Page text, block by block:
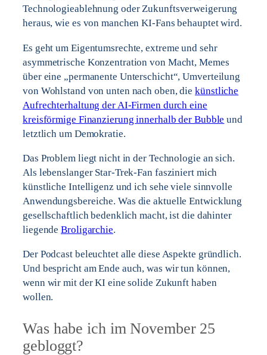
Technologieablehnung oder Zukunftsverweigerung
heraus, wie es von manchen KI-Fans behauptet wird.
Es geht um Eigentumsrechte, extreme und sehr
asymmetrische Konzentration von Macht, Memes
über eine „permanente Unterschicht“, Umverteilung
von Wohlstand von unten nach oben, diekünstliche
Aufrechterhaltung der AI-Firmen durch eine
kreisförmige Finanzierung innerhalb der Bubble und
letztlich um Demokratie.
Das Problem liegt nicht in der Technologie an sich.
Als lebenslanger Star-Trek-Fan fasziniert mich
künstliche Intelligenz und ich sehe viele sinnvolle
Anwendungsbereiche. Was die aktuelle Entwicklung
gesellschaftlich bedenklich macht, ist die dahinter
liegendeBroligarchie.
Der Podcast beleuchtet alle diese Aspekte gründlich.
Und bespricht am Ende auch, was wir tun können,
wenn wir mit der KI eine solide Zukunft haben
wollen.
Was habe ich im November 25
gebloggt?